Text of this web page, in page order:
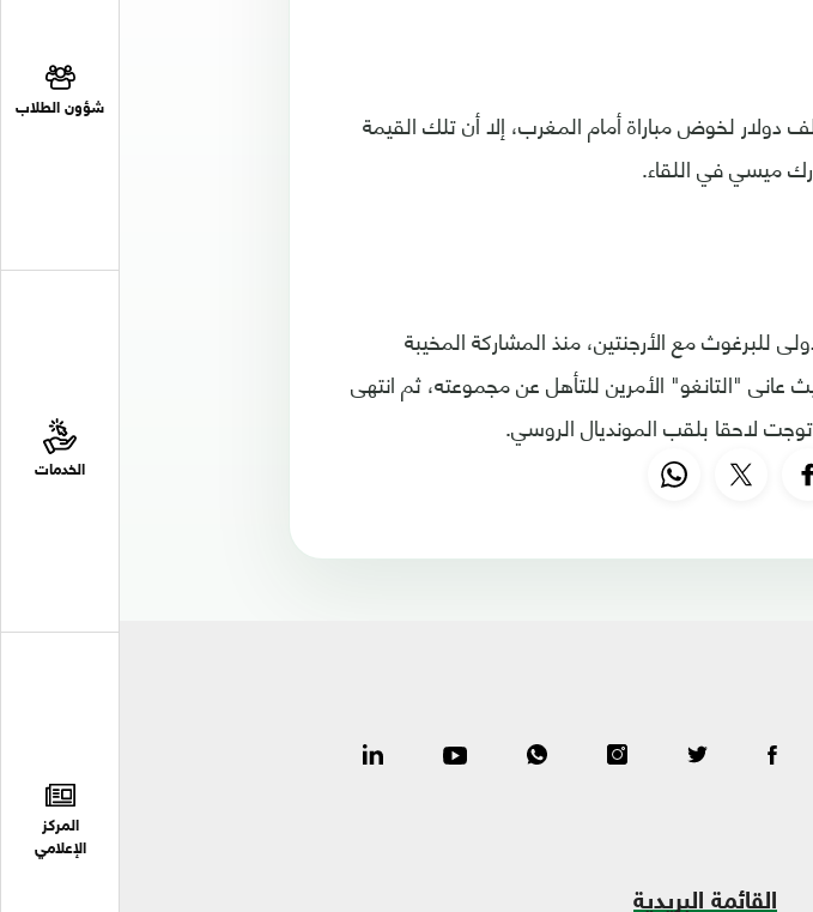
شؤون الطلاب
الخدمات
المركز
الإعلامي
الاتحاد الأرجنتيني طالب الحصول على 600 ألف دولار لخوض مباراة أمام المغرب، إلا أن تلك القيمة
للبرغوث مع الأرجنتين، منذ المشاركة المخيبة
لمنتخب بلاده في مونديال روسيا 2018، حيث عانى "التانغو" الأمرين للتأهل عن مجموعته، ثم انتهى
القائمة البريدية